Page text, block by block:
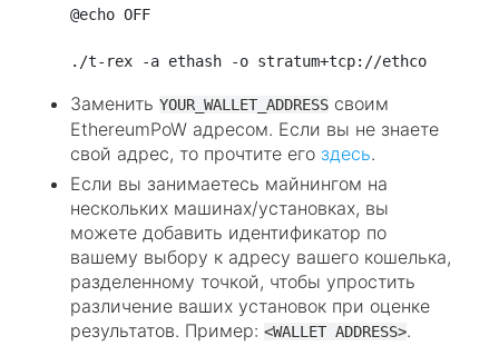
@echo OFF
Заменить YOUR_WALLET_ADDRESS своим
EthereumPoW адресом. Если вы не знаете
свой адрес, то прочтите его здесь.
Если вы занимаетесь майнингом на
нескольких машинах/установках, вы
можете добавить идентификатор по
вашему выбору к адресу вашего кошелька,
разделенному точкой, чтобы упростить
различение ваших установок при оценке
результатов. Пример: <WALLET ADDRESS>.